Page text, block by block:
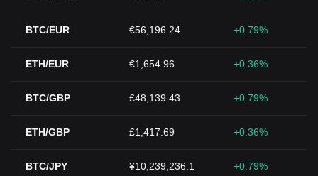
BTC/EUR €56,196.24 +0.79%
ETH/EUR €1,654.96 +0.36%
BTC/GBP £48,139.43 +0.79%
ETH/GBP £1,417.69 +0.36%
BTC/JPY ¥10,239,236.1 +0.79%